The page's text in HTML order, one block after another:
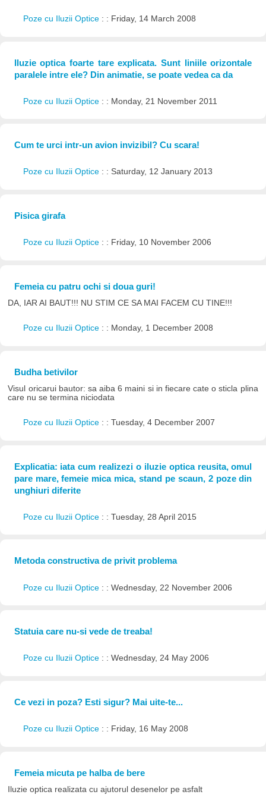
Poze cu Iluzii Optice : : Friday, 14 March 2008
Iluzie optica foarte tare explicata. Sunt liniile orizontale
paralele intre ele? Din animatie, se poate vedea ca da
Poze cu Iluzii Optice : : Monday, 21 November 2011
Cum te urci intr-un avion invizibil? Cu scara!
Poze cu Iluzii Optice : : Saturday, 12 January 2013
Pisica girafa
Poze cu Iluzii Optice : : Friday, 10 November 2006
Femeia cu patru ochi si doua guri!
DA, IAR AI BAUT!!! NU STIM CE SA MAI FACEM CU TINE!!!
Poze cu Iluzii Optice : : Monday, 1 December 2008
Budha betivilor
Visul oricarui bautor: sa aiba 6 maini si in fiecare cate o sticla plina
care nu se termina niciodata
Poze cu Iluzii Optice : : Tuesday, 4 December 2007
Explicatia: iata cum realizezi o iluzie optica reusita, omul
pare mare, femeie mica mica, stand pe scaun, 2 poze din
unghiuri diferite
Poze cu Iluzii Optice : : Tuesday, 28 April 2015
Metoda constructiva de privit problema
Poze cu Iluzii Optice : : Wednesday, 22 November 2006
Statuia care nu-si vede de treaba!
Poze cu Iluzii Optice : : Wednesday, 24 May 2006
Ce vezi in poza? Esti sigur? Mai uite-te...
Poze cu Iluzii Optice : : Friday, 16 May 2008
Femeia micuta pe halba de bere
Iluzie optica realizata cu ajutorul desenelor pe asfalt